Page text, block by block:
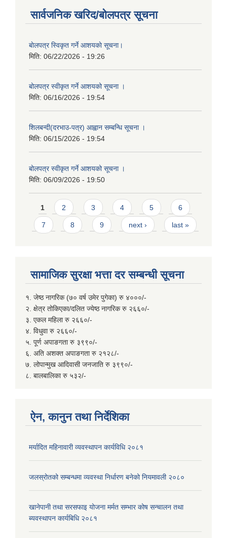
सार्वजनिक खरिद/बोलपत्र सूचना
बाेलपत्र स्विकृत गर्ने आशयकाे सूचना।
मिति: 06/22/2026 - 19:26
बोलपत्र स्वीकृत गर्ने आशयको सूचना ।
मिति: 06/16/2026 - 19:54
शिलबन्दी(दरभाउ-पत्र) आह्वान सम्बन्धि सूचना ।
मिति: 06/15/2026 - 19:54
बोलपत्र स्वीकृत गर्ने आशयको सूचना ।
मिति: 06/09/2026 - 19:50
Pages
1 2 3 4 5 6
7 8 9 next › last »
सामाजिक सुरक्षा भत्ता दर सम्बन्धी सूचना
१. जेष्ठ नागरिक (७० वर्ष उमेर पुगेका) रु ४०००/-
२. क्षेत्र तोकिएका/दलित ज्येष्ठ नागरिक रु २६६०/-
३. एकल महिला रु २६६०/-
४. विधुवा रु २६६०/-
५. पूर्ण अपाङगता रु ३९९०/-
६. अति अशक्त अपाङगता रु २१२८/-
७. लोपान्मुख आदिवासी जनजाति रु ३९९०/-
८. बालबालिका रु ५३२/-
ऐन, कानुन तथा निर्देशिका
मर्यादित महिनावारी व्यवस्थापन कार्यविधि २०८१
जलस्रोतको सम्बन्धमा व्यवस्था निर्धारण बनेको नियमावली २०८०
खानेपानी तथा सरसफाइ योजना मर्मत सम्भार कोष सन्चालन तथा
ब्यवस्थापन कार्यबिधि २०८१